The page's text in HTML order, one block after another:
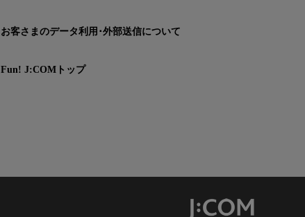
お客さまのデータ利用･外部送信について
Fun! J:COMトップ